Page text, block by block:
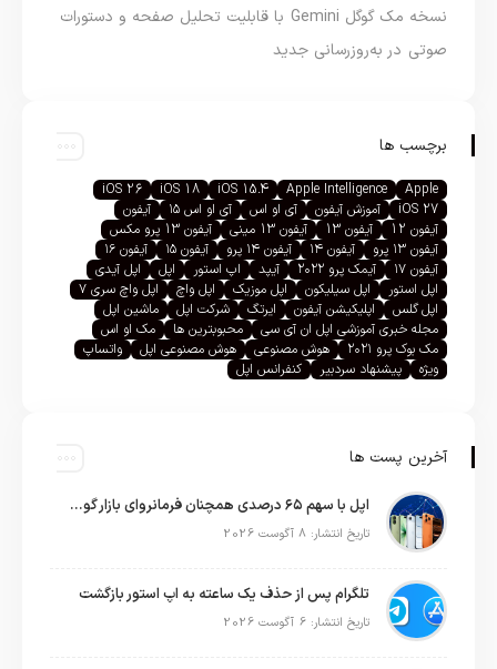
نسخه مک گوگل Gemini با قابلیت تحلیل صفحه و دستورات
صوتی در به‌روزرسانی جدید
برچسب ها
Apple
Apple Intelligence
iOS 15.4
iOS 18
iOS 26
iOS 27
آموزش آیفون آی او اس آی او اس ۱۵
آیفون
آیفون 12
آیفون 13 آیفون 13 مینی
آیفون 13 پرو مکس
آیفون ۱۳ پرو
آیفون ۱۴ آیفون ۱۴ پرو آیفون ۱۵
آیفون ۱۶
آیفون ۱۷
آیمک پرو ۲۰۲۲ آیپد اپ استور اپل
اپل آیدی
اپل استور
اپل سیلیکون اپل موزیک اپل واچ
اپل واچ سری ۷
اپل گلس
اپلیکیشن آیفون ایرتگ شرکت اپل
ماشین اپل
مجله خبری آموزشی اپل ان آی سی
محبوبترین ها
مک او اس
مک بوک پرو ۲۰۲۱
هوش مصنوعی هوش مصنوعی اپل
واتساپ
ویژه
پیشنهاد سردبیر کنفرانس اپل
آخرین پست ها
اپل با سهم ۶۵ درصدی همچنان فرمانروای بازار گوشی‌های پریمیوم جهان است
تاریخ انتشار: 8 آگوست 2026
تلگرام پس از حذف یک ساعته به اپ استور بازگشت
تاریخ انتشار: 6 آگوست 2026